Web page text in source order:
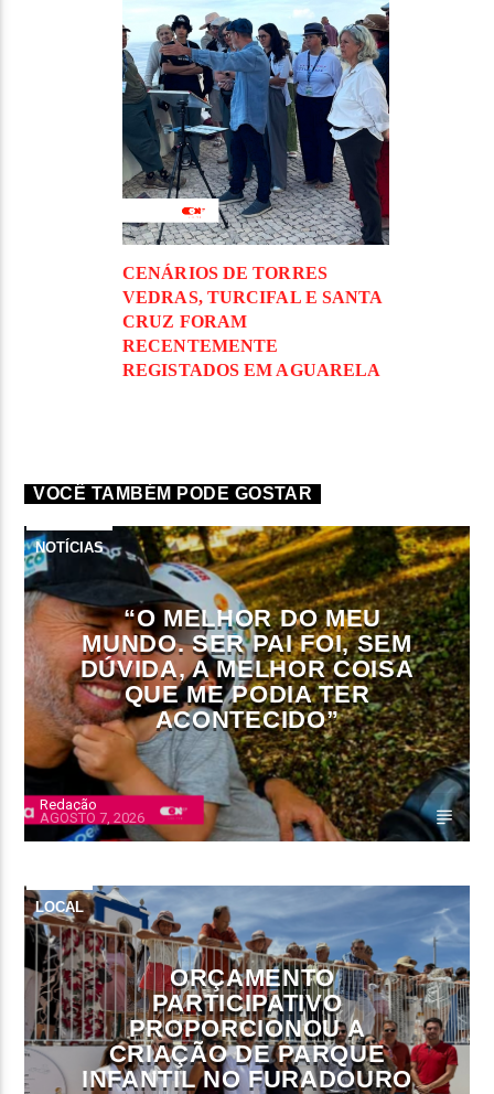
CENÁRIOS DE TORRES
VEDRAS, TURCIFAL E SANTA
CRUZ FORAM
RECENTEMENTE
REGISTADOS EM AGUARELA
VOCÊ TAMBÉM PODE GOSTAR
NOTÍCIAS
“O MELHOR DO MEU
MUNDO. SER PAI FOI, SEM
DÚVIDA, A MELHOR COISA
QUE ME PODIA TER
ACONTECIDO”
Redação
AGOSTO 7, 2026
LOCAL
ORÇAMENTO
PARTICIPATIVO
PROPORCIONOU A
CRIAÇÃO DE PARQUE
INFANTIL NO FURADOURO